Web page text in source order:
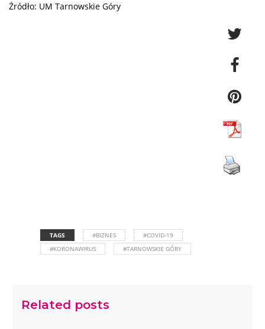
Źródło: UM Tarnowskie Góry
TAGS #BIZNES
#COVID-19
#KORONAWIRUS
#TARNOWSKIE GÓRY
Related posts